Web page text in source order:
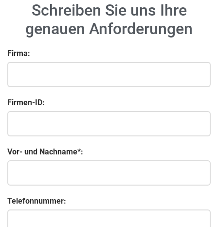
Schreiben Sie uns Ihre
genauen Anforderungen
Firma:
Firmen-ID:
Vor- und Nachname*:
Telefonnummer: